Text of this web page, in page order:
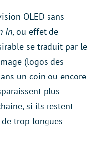
OLED sans
In, ou effet de
se traduit par le
(logos des
un coin ou encore
plus
si ils restent
trop longues